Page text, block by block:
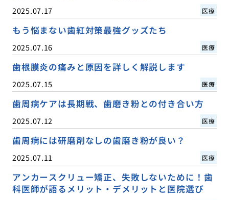
2025.07.17 医療
もう悩まない歯紅対策最強グッズたち
2025.07.16 医療
歯根膜炎の痛みと原因を詳しく解説します
2025.07.15 医療
歯周病ケアは長期戦、歯磨き粉との付き合い方
2025.07.12 医療
歯周病には研磨剤なしの歯磨き粉が良い？
2025.07.11 医療
アンカースクリュー矯正、失敗しないために！歯
科医師が語るメリット・デメリットと医院選び